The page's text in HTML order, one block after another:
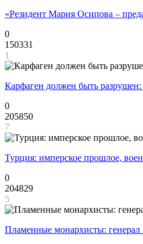
«Резидент Мария Осипова –
0
150331
1
Карфаген должен быть разрушен:
0
205850
7
Турция: имперское прошлое,
0
204829
5
Пламенные монархисты: генерал